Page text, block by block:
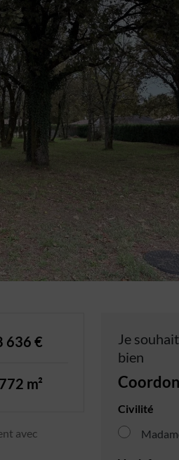
636 €
772 m²
avec
Je
bien
Civilité